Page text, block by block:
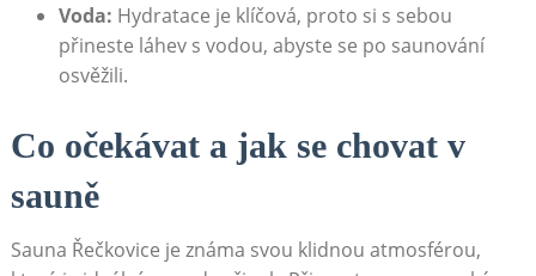
Voda: Hydratace je klíčová, proto si s sebou
přineste láhev s vodou, abyste se po saunování
osvěžili.
Co očekávat a jak se chovat v
sauně
Sauna Řečkovice je známa svou klidnou atmosférou,